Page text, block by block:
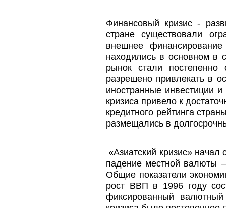
Финансовый кризис -
стране существовали
внешнее
находились в основном в
рынок стали
разрешено привлекать в
иностранные инвестиции
кризиса привело к
кредитного рейтинга
размещались в
«Азиатский кризис»
падение местной валюты
Общие показатели
рост ВВП в 1996 году
фиксированный